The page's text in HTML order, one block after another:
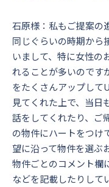
石原様：私もご提案の
同じぐらいの時期から
いまして、特に女性の
れることが多いのです
をたくさんアップして
見てくれた上で、当日
話をしてくれたり、ご
の物件にハートをつけ
望に沿って物件を選ぶ
物件ごとのコメント欄
などを記載したりして